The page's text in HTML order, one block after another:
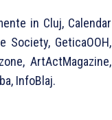
in Cluj, Calendar
Society, GeticaOOH,
ArtActMagazine,
InfoBlaj.